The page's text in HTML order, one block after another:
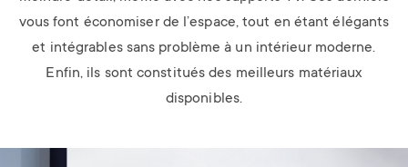
vous font économiser de l’espace, tout en étant élégants
et intégrables sans problème à un intérieur moderne.
Enfin, ils sont constitués des meilleurs matériaux
disponibles.